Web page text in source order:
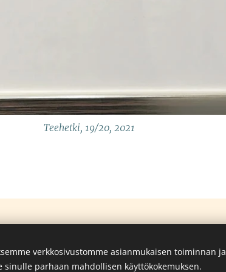
Teehetki, 19/20, 2021
verkkosivustomme asianmukaisen toiminnan ja
parhaan mahdollisen käyttökokemuksen.